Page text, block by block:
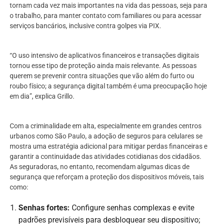
tornam cada vez mais importantes na vida das pessoas, seja para
o trabalho, para manter contato com familiares ou para acessar
serviços bancários, inclusive contra golpes via PIX.
“O uso intensivo de aplicativos financeiros e transações digitais
tornou esse tipo de proteção ainda mais relevante. As pessoas
querem se prevenir contra situações que vão além do furto ou
roubo físico; a segurança digital também é uma preocupação hoje
em dia”, explica Grillo.
Com a criminalidade em alta, especialmente em grandes centros
urbanos como São Paulo, a adoção de seguros para celulares se
mostra uma estratégia adicional para mitigar perdas financeiras e
garantir a continuidade das atividades cotidianas dos cidadãos.
As seguradoras, no entanto, recomendam algumas dicas de
segurança que reforçam a proteção dos dispositivos móveis, tais
como:
Senhas fortes: Configure senhas complexas e evite
padrões previsíveis para desbloquear seu dispositivo;